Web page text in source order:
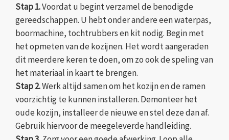
Stap 1.Voordat u begint verzamel de benodigde
gereedschappen. U hebt onder andere een waterpas,
boormachine, tochtrubbers en kit nodig. Begin met
het opmeten van de kozijnen. Het wordt aangeraden
dit meerdere keren te doen, om zo ook de speling van
het materiaal in kaart te brengen.
Stap 2.Werk altijd samen om het kozijn en de ramen
voorzichtig te kunnen installeren. Demonteer het
oude kozijn, installeer de nieuwe en stel deze dan af.
Gebruik hiervoor de meegeleverde handleiding.